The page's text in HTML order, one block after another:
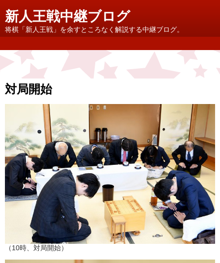
新人王戦中継ブログ
将棋「新人王戦」を余すところなく解説する中継ブログ。
対局開始
（10時、対局開始）